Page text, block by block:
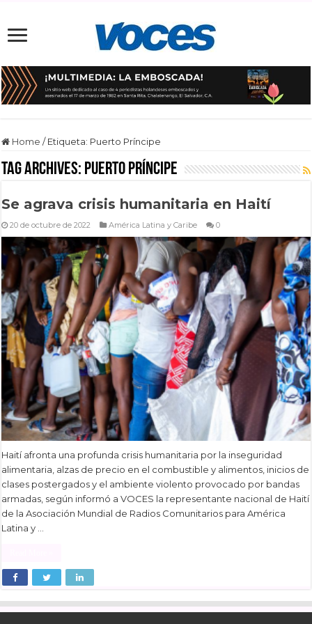
Home / Etiqueta: Puerto Príncipe
Tag Archives: Puerto Príncipe
Se agrava crisis humanitaria en Haití
20 de octubre de 2022 América Latina y Caribe 0
Haití afronta una profunda crisis humanitaria por la inseguridad
alimentaria, alzas de precio en el combustible y alimentos, inicios de
clases postergados y el ambiente violento provocado por bandas
armadas, según informó a VOCES la representante nacional de Haití
de la Asociación Mundial de Radios Comunitarios para América
Latina y …